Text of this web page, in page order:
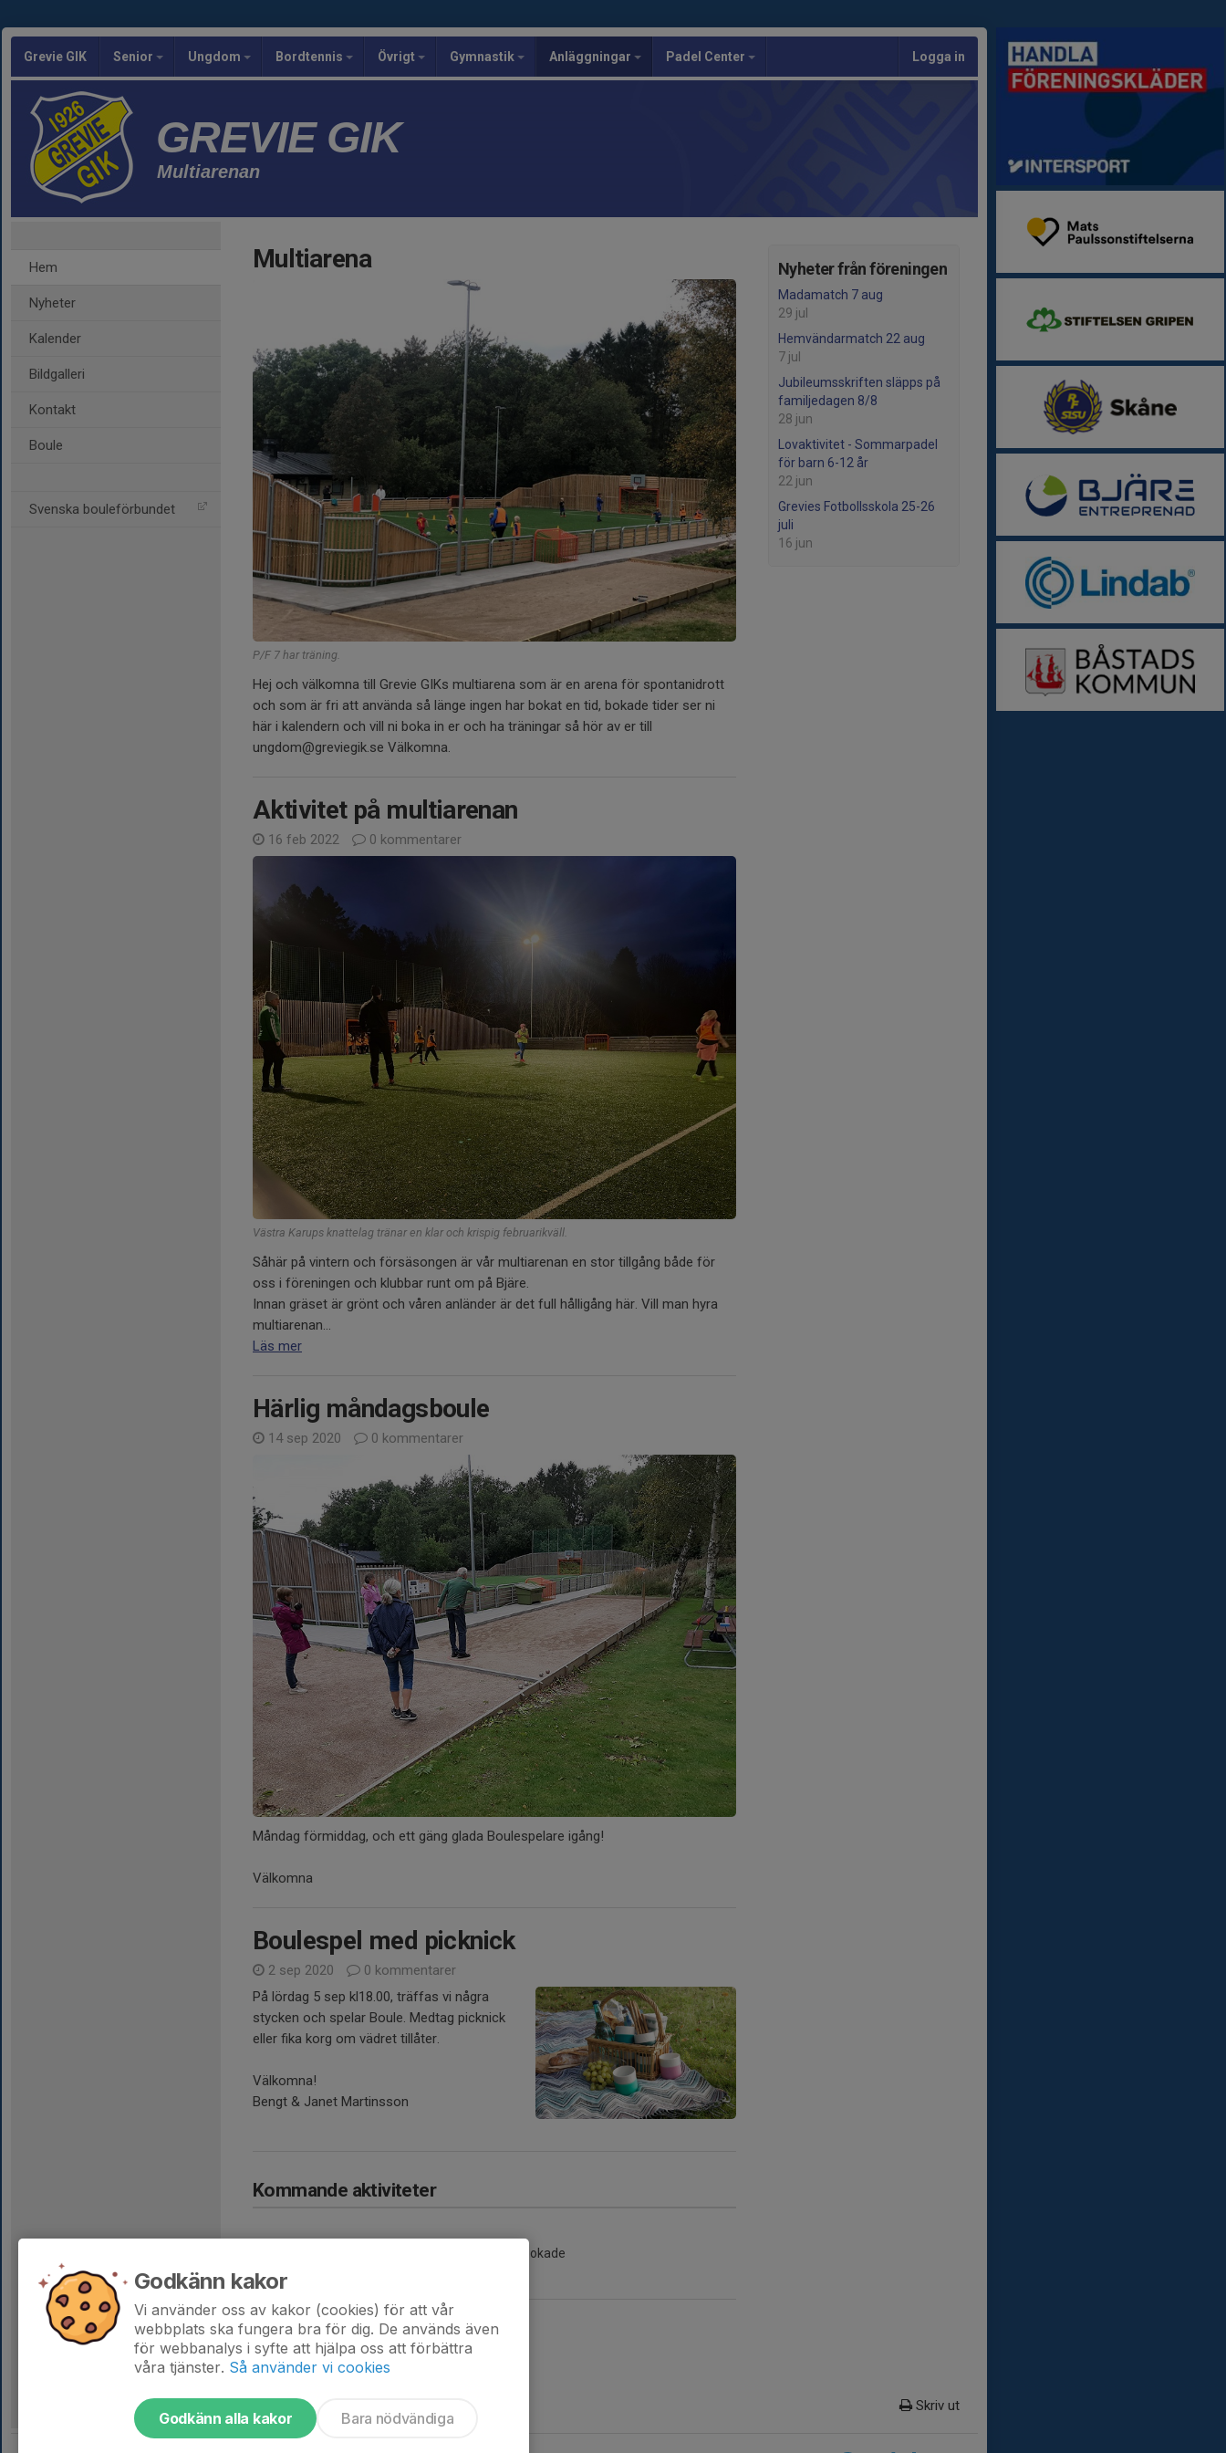
Grevie GIK Senior Ungdom Bordtennis Övrigt Gymnastik Anläggningar Padel Center Logga in
GREVIE GIK
Multiarenan
Hem
Nyheter
Kalender
Bildgalleri
Kontakt
Boule
Svenska bouleförbundet
Nyheter från föreningen
Madamatch 7 aug
29 jul
Hemvändarmatch 22 aug
7 jul
Jubileumsskriften släpps på
familjedagen 8/8
28 jun
Lovaktivitet - Sommarpadel
för barn 6-12 år
22 jun
Grevies Fotbollsskola 25-26
juli
16 jun
Multiarena
P/F 7 har träning.
Hej och välkomna till Grevie GIKs multiarena som är en arena för spontanidrott
och som är fri att använda så länge ingen har bokat en tid, bokade tider ser ni
här i kalendern och vill ni boka in er och ha träningar så hör av er till
ungdom@greviegik.se Välkomna.
Aktivitet på multiarenan
16 feb 2022 0 kommentarer
Västra Karups knattelag tränar en klar och krispig februarikväll.
Såhär på vintern och försäsongen är vår multiarenan en stor tillgång både för
oss i föreningen och klubbar runt om på Bjäre.
Innan gräset är grönt och våren anländer är det full hålligång här. Vill man hyra
multiarenan...
Läs mer
Härlig måndagsboule
14 sep 2020 0 kommentarer
Måndag förmiddag, och ett gäng glada Boulespelare igång!
Välkomna
Boulespel med picknick
2 sep 2020
0 kommentarer
På lördag 5 sep kl18.00, träffas vi några
stycken och spelar Boule. Medtag picknick
eller fika korg om vädret tillåter.
Välkomna!
Bengt & Janet Martinsson
Kommande aktiviteter
Inga aktiviteter inbokade
Hela kalendern
Skriv ut
Godkänn kakor
Vi använder oss av kakor (cookies) för att vår
webbplats ska fungera bra för dig. De används även
för webbanalys i syfte att hjälpa oss att förbättra
våra tjänster. Så använder vi cookies
Godkänn alla kakor Bara nödvändiga